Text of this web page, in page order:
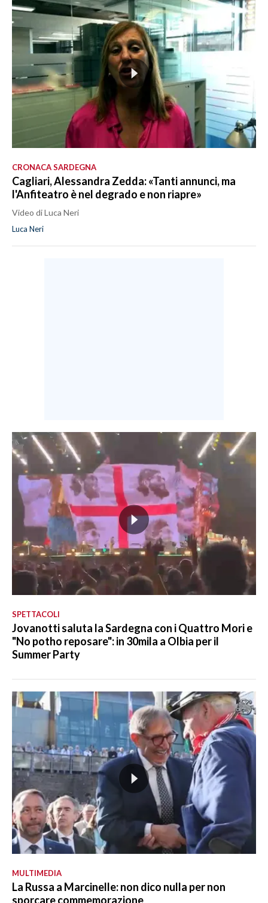
CRONACA SARDEGNA
Cagliari, Alessandra Zedda: «Tanti annunci, ma
l'Anfiteatro è nel degrado e non riapre»
Video di Luca Neri
Luca Neri
SPETTACOLI
Jovanotti saluta la Sardegna con i Quattro Mori e
"No potho reposare": in 30mila a Olbia per il
Summer Party
MULTIMEDIA
La Russa a Marcinelle: non dico nulla per non
sporcare commemorazione